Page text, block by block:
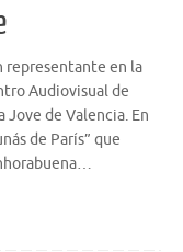
representante en la
Audiovisual de
de Valencia. En
de París” que